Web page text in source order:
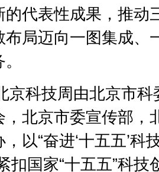
的代表性成果，推动
布局迈向一图集成、
科技周由北京市科
，北京市委宣传部，
以“奋进‘十五五’科
扣国家“十五五”科技